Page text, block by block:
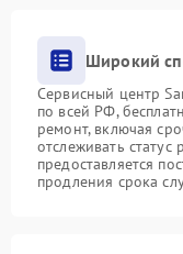
Широкий
Сервисный центр
по всей РФ,
ремонт, включая
отслеживать
предоставляется
продления срока